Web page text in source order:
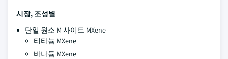
시장, 조성별
단일 원소 M 사이트 MXene
티타늄 MXene
바나듐 MXene